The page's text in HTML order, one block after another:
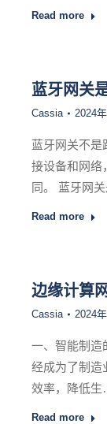
Read more
蓝牙网关
Cassia 2024
蓝牙网关不是
接设备和网络
同。 蓝牙网
Read more
边缘计算
Cassia 2024
一、智能制造
经成为了制造
效率，降低
Read more